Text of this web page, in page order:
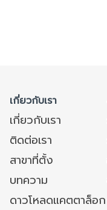
เกี่ยวกับเรา
เกี่ยวกับเรา
ติดต่อเรา
สาขาที่ตั้ง
บทความ
ดาวโหลดแคตตาล็อก